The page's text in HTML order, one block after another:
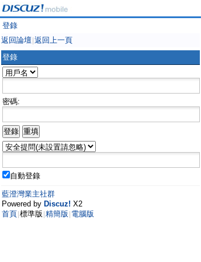
登錄
返回論壇 返回上一頁
登錄
密碼:
自動登錄
藍澄灣業主社群
Powered by Discuz! X2
首頁 標準版 精簡版 電腦版